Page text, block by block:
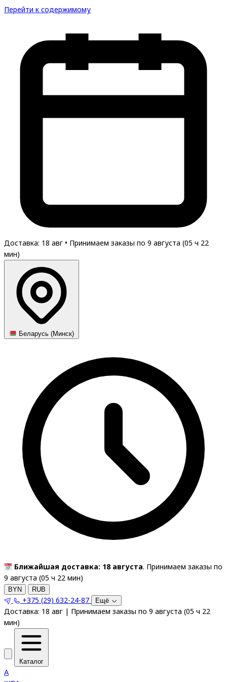
Перейти к содержимому
Доставка: 18 авг • Принимаем заказы по 9 августа (05 ч 22
мин)
Беларусь (Минск)
Ближайшая доставка: 18 августа. Принимаем заказы по
9 августа (05 ч 22 мин)
BYN RUB
+375 (29) 632-24-87 Ещё
Доставка: 18 авг | Принимаем заказы по 9 августа (05 ч 22
мин)
Каталог
A